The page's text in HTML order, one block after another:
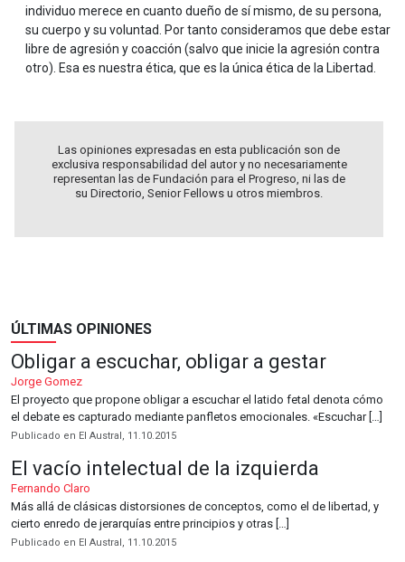
individuo merece en cuanto dueño de sí mismo, de su persona,
su cuerpo y su voluntad. Por tanto consideramos que debe estar
libre de agresión y coacción (salvo que inicie la agresión contra
otro). Esa es nuestra ética, que es la única ética de la Libertad.
Las opiniones expresadas en esta publicación son de
exclusiva responsabilidad del autor y no necesariamente
representan las de Fundación para el Progreso, ni las de
su Directorio, Senior Fellows u otros miembros.
ÚLTIMAS OPINIONES
Obligar a escuchar, obligar a gestar
Jorge Gomez
El proyecto que propone obligar a escuchar el latido fetal denota cómo
el debate es capturado mediante panfletos emocionales. «Escuchar […]
Publicado en El Austral, 11.10.2015
El vacío intelectual de la izquierda
Fernando Claro
Más allá de clásicas distorsiones de conceptos, como el de libertad, y
cierto enredo de jerarquías entre principios y otras […]
Publicado en El Austral, 11.10.2015